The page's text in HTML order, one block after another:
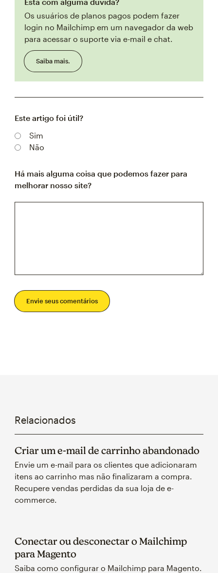
Está com alguma dúvida?
Os usuários de planos pagos podem fazer
login no Mailchimp em um navegador da web
para acessar o suporte via e-mail e chat.
Saiba mais.
Este artigo foi útil?
Sim
Não
Há mais alguma coisa que podemos fazer para
melhorar nosso site?
Envie seus comentários
Relacionados
Criar um e-mail de carrinho abandonado
Envie um e-mail para os clientes que adicionaram
itens ao carrinho mas não finalizaram a compra.
Recupere vendas perdidas da sua loja de e-
commerce.
Conectar ou desconectar o Mailchimp
para Magento
Saiba como configurar o Mailchimp para Magento.